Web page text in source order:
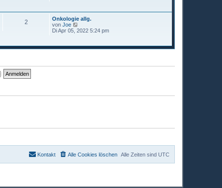
s
t
r
i
a
2
Onkologie allg.
von Joe
e
s
r
r
Di Apr 05, 2022 5:24 pm
Alle Zeiten sind UTC
Alle Cookies löschen
Kontakt